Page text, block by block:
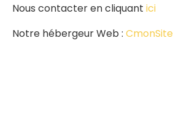
Nous contacter en cliquant ici
Notre hébergeur Web : CmonSite